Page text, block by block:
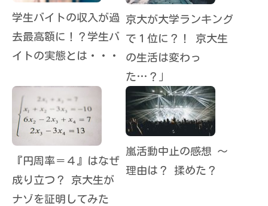
学生バイトの収入が過
去最高額に！？学生バ
イトの実態とは・・・
京大が大学ランキング
で１位に？！ 京大生
の生活は変わっ
た…？」
『円周率＝４』はなぜ
成り立つ？ 京大生が
ナゾを証明してみた
嵐活動中止の感想 〜
理由は？ 揉めた？